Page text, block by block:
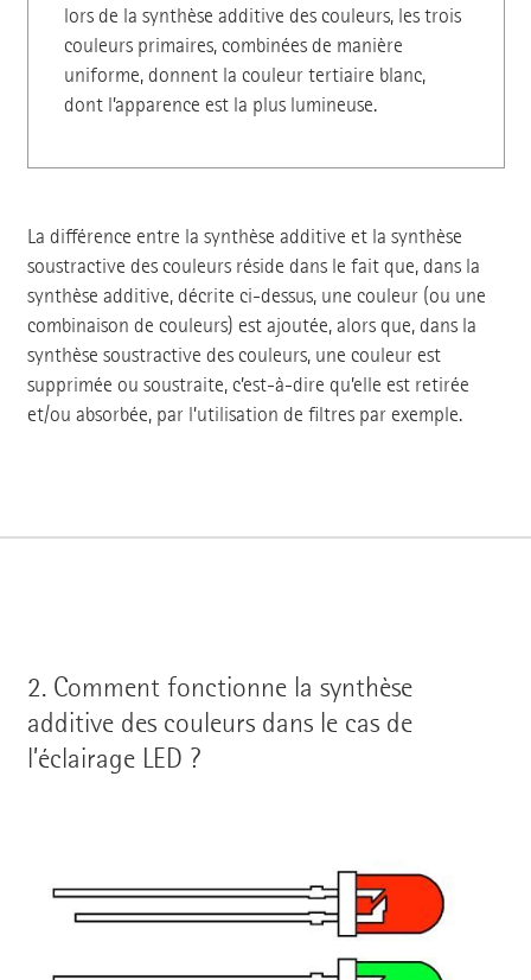
lors de la synthèse additive des couleurs, les trois
couleurs primaires, combinées de manière
uniforme, donnent la couleur tertiaire blanc,
dont l’apparence est la plus lumineuse.
La différence entre la synthèse additive et la synthèse
soustractive des couleurs réside dans le fait que, dans la
synthèse additive, décrite ci-dessus, une couleur (ou une
combinaison de couleurs) est ajoutée, alors que, dans la
synthèse soustractive des couleurs, une couleur est
supprimée ou soustraite, c’est-à-dire qu’elle est retirée
et/ou absorbée, par l’utilisation de filtres par exemple.
2. Comment fonctionne la synthèse
additive des couleurs dans le cas de
l’éclairage LED ?